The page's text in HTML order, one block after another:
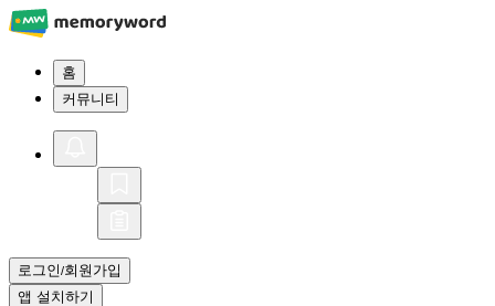
홈
커뮤니티
로그인/회원가입
앱 설치하기